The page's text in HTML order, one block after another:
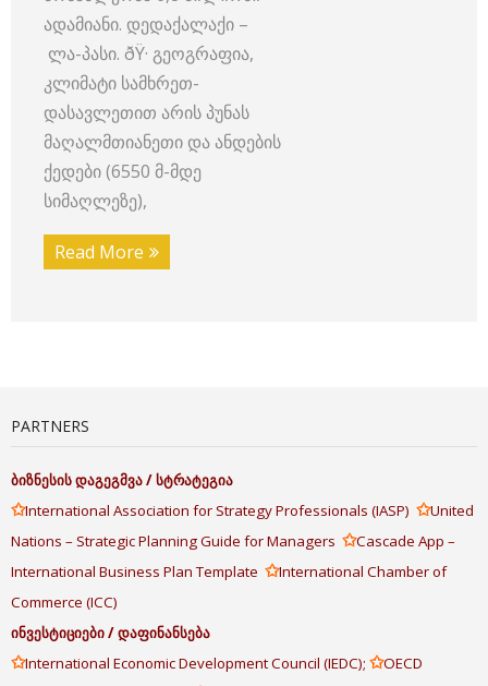
ადამიანი. დედაქალაქი –
ლა-პასი. ðŸ· გეოგრაფია,
კლიმატი სამხრეთ-
დასავლეთით არის პუნას
მაღალმთიანეთი და ანდების
ქედები (6550 მ-მდე
სიმაღლეზე),
Read More
PARTNERS
ბიზნესისდაგეგმვა/სტრატეგია
✩International Association for Strategy Professionals (IASP) ✩United
Nations – Strategic Planning Guide for Managers ✩Cascade App –
International Business Plan Template ✩International Chamber of
Commerce (ICC)
ინვესტიციები/დაფინანსება
✩International Economic Development Council (IEDC); ✩OECD